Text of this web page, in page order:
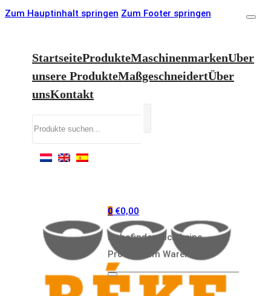
Zum Hauptinhalt springen Zum Footer springen
StartseiteProdukteMaschinenmarkenUber
unsere ProdukteMaßgeschneidertÜber
unsKontakt
0 €0,00
Es befinden sich keine
Produkte im Warenkorb.